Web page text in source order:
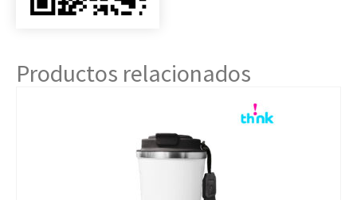
Productos relacionados